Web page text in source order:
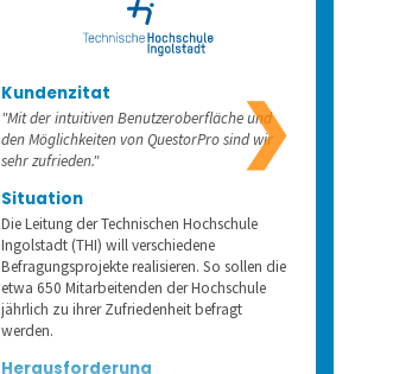
❯
Kundenzitat
"Mit der intuitiven Benutzeroberfläche und
den Möglichkeiten von QuestorPro sind wir
sehr zufrieden."
Situation
Die Leitung der Technischen Hochschule
Ingolstadt (THI) will verschiedene
Befragungsprojekte realisieren. So sollen die
etwa 650 Mitarbeitenden der Hochschule
jährlich zu ihrer Zufriedenheit befragt
werden.
Herausforderung